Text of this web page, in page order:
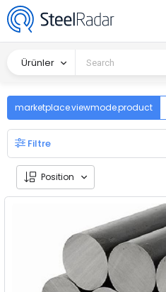
Ürünler
marketplace.viewmode.product
Filtre
Position